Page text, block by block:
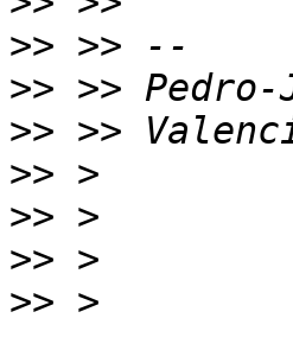
>>
>>
>>
>>
>>
>>
>> >